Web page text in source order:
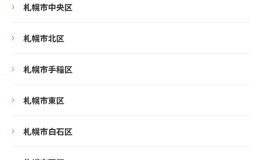
札幌市中央区
札幌市北区
札幌市手稲区
札幌市東区
札幌市白石区